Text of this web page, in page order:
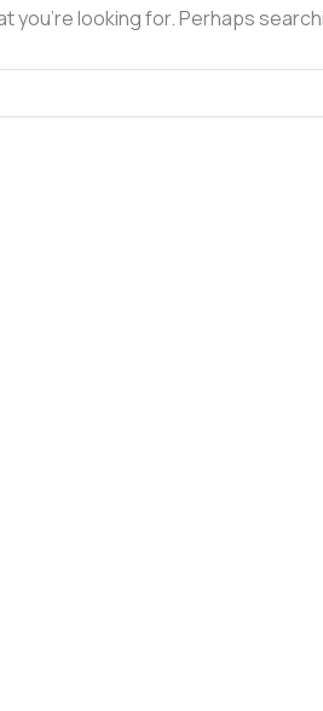
you’re looking for. Perhaps